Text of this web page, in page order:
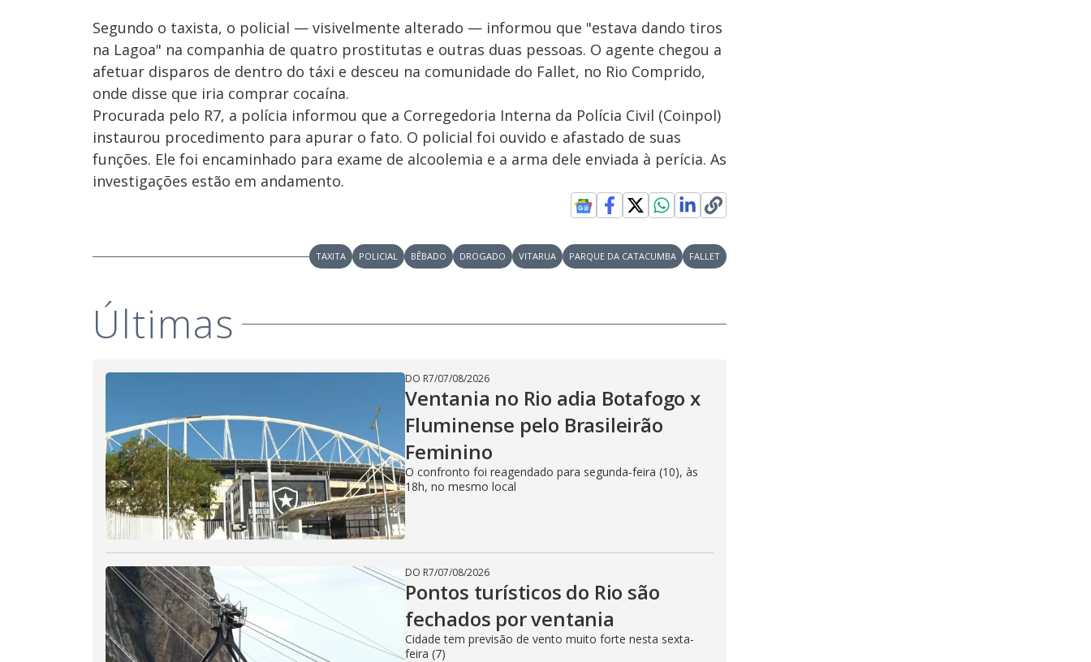
Segundo o taxista, o policial — visivelmente alterado — informou que "estava dando tiros
na Lagoa" na companhia de quatro prostitutas e outras duas pessoas. O agente chegou a
afetuar disparos de dentro do táxi e desceu na comunidade do Fallet, no Rio Comprido,
onde disse que iria comprar cocaína.
Procurada pelo R7, a polícia informou que a Corregedoria Interna da Polícia Civil (Coinpol)
instaurou procedimento para apurar o fato. O policial foi ouvido e afastado de suas
funções. Ele foi encaminhado para exame de alcoolemia e a arma dele enviada à perícia. As
investigações estão em andamento.
TAXITA POLICIAL BÊBADO DROGADO VITARUA PARQUE DA CATACUMBA FALLET
Últimas
DO R7/07/08/2026
Ventania no Rio adia Botafogo x
Fluminense pelo Brasileirão
Feminino
O confronto foi reagendado para segunda-feira (10), às
18h, no mesmo local
DO R7/07/08/2026
Pontos turísticos do Rio são
fechados por ventania
Cidade tem previsão de vento muito forte nesta sexta-
feira (7)